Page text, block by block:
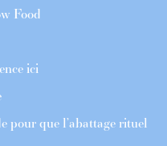
Food
ici
pour que l’abattage rituel